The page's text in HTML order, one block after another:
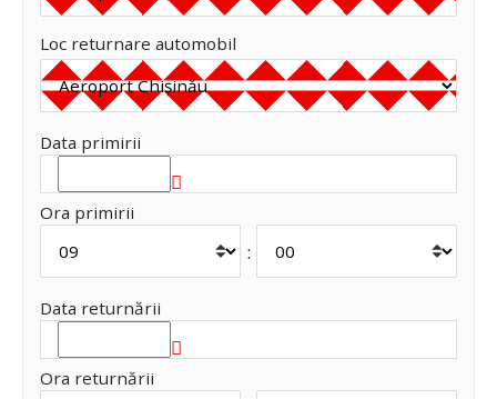
Loc returnare automobil
Data primirii
Ora primirii
:
Data returnării
Ora returnării